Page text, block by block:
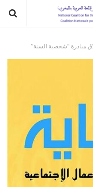
مبادرة “شخصية السنة”